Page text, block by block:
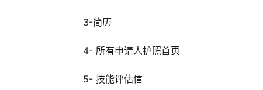
3-简历
4- 所有申请人护照首页
5- 技能评估信